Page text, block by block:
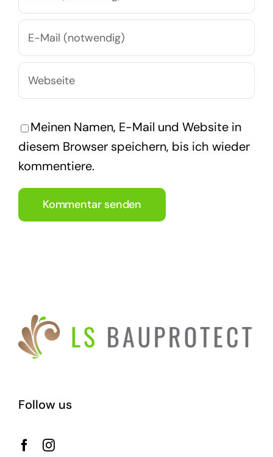
Meinen Namen, E-Mail und Website in
diesem Browser speichern, bis ich wieder
kommentiere.
Follow us